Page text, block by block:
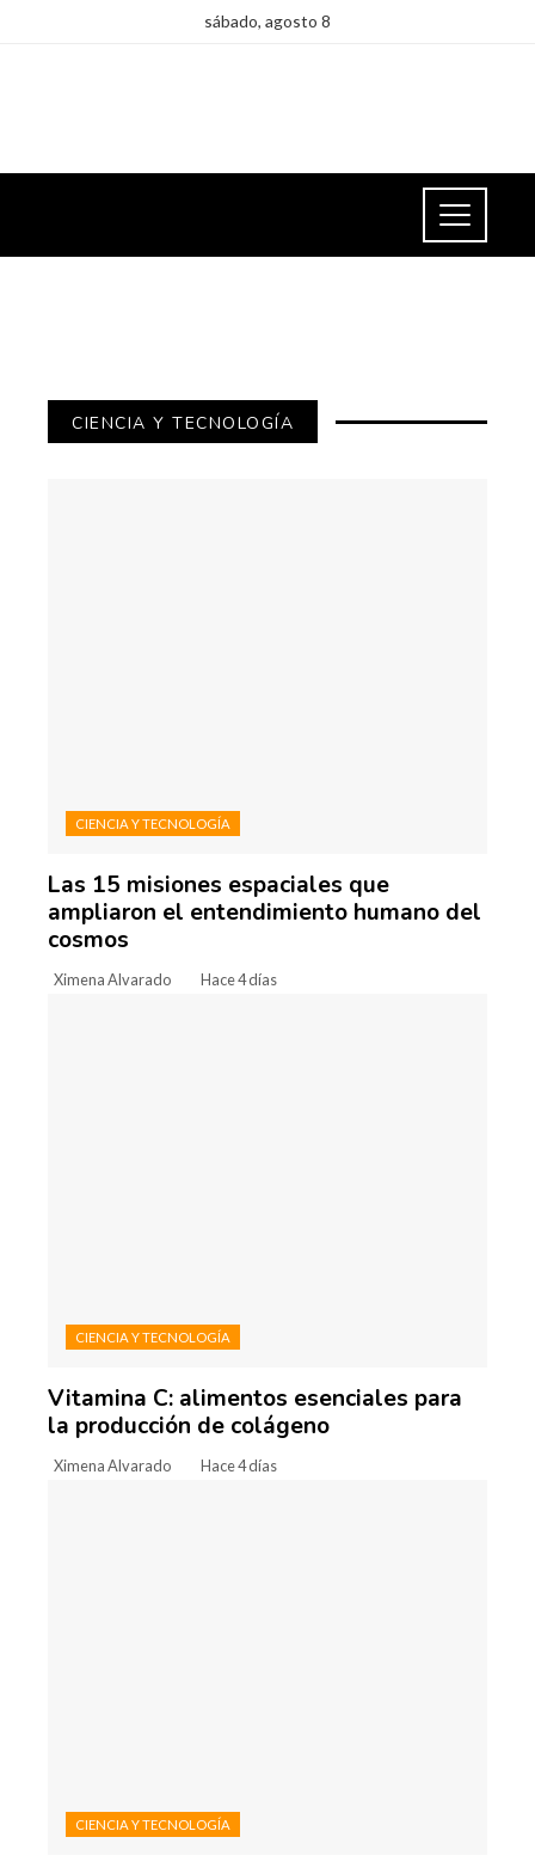
sábado, agosto 8
CIENCIA Y TECNOLOGÍA
CIENCIA Y TECNOLOGÍA
Las 15 misiones espaciales que
ampliaron el entendimiento humano del
cosmos
Ximena Alvarado Hace 4 días
CIENCIA Y TECNOLOGÍA
Vitamina C: alimentos esenciales para
la producción de colágeno
Ximena Alvarado Hace 4 días
CIENCIA Y TECNOLOGÍA